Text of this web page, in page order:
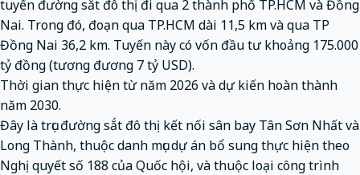
tuyến đường sắt đô thị đi qua 2 thành phố TP.HCM và Đồng
Nai. Trong đó, đoạn qua TP.HCM dài 11,5 km và qua TP
Đồng Nai 36,2 km. Tuyến này có vốn đầu tư khoảng 175.000
tỷ đồng (tương đương 7 tỷ USD).
Thời gian thực hiện từ năm 2026 và dự kiến hoàn thành
năm 2030.
Đây là trục đường sắt đô thị kết nối sân bay Tân Sơn Nhất và
Long Thành, thuộc danh mục dự án bổ sung thực hiện theo
Nghị quyết số 188 của Quốc hội, và thuộc loại công trình